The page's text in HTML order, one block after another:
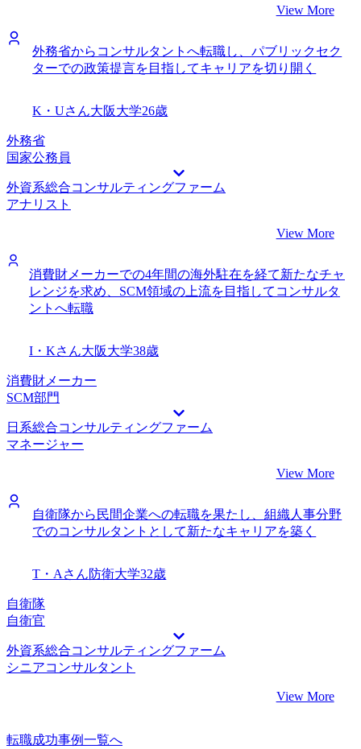
View More
外務省からコンサルタントへ転職し、パブリックセク
ターでの政策提言を目指してキャリアを切り開く
K・Uさん大阪大学26歳
外務省
国家公務員
外資系総合コンサルティングファーム
アナリスト
View More
消費財メーカーでの4年間の海外駐在を経て新たなチャ
レンジを求め、SCM領域の上流を目指してコンサルタ
ントへ転職
I・Kさん大阪大学38歳
消費財メーカー
SCM部門
日系総合コンサルティングファーム
マネージャー
View More
自衛隊から民間企業への転職を果たし、組織人事分野
でのコンサルタントとして新たなキャリアを築く
T・Aさん防衛大学32歳
自衛隊
自衛官
外資系総合コンサルティングファーム
シニアコンサルタント
View More
転職成功事例一覧へ